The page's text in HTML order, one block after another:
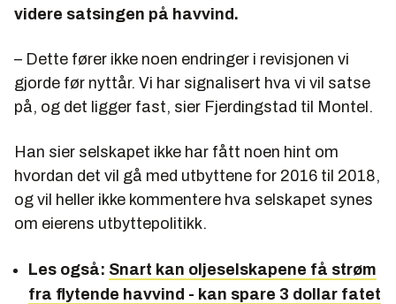
videre satsingen på havvind.
– Dette fører ikke noen endringer i revisjonen vi
gjorde før nyttår. Vi har signalisert hva vi vil satse
på, og det ligger fast, sier Fjerdingstad til Montel.
Han sier selskapet ikke har fått noen hint om
hvordan det vil gå med utbyttene for 2016 til 2018,
og vil heller ikke kommentere hva selskapet synes
om eierens utbyttepolitikk.
Les også: Snart kan oljeselskapene få strøm
fra flytende havvind - kan spare 3 dollar fatet